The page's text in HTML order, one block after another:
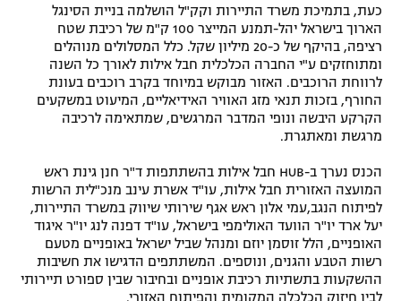
כעת, בתמיכת משרד התיירות וקק"ל הושלמה בניית הסינגל
הארוך בישראל יהל-תמנע המייצר 100 ק"מ של רכיבת שטח
רציפה, בהיקף של כ-20 מיליון שקל. כלל המסלולים מנוהלים
ומתוחזקים ע"י החברה הכלכלית חבל אילות לאורך כל השנה
לרווחת הרוכבים. האזור מבוקש במיוחד בקרב רוכבים בעונת
החורף, בזכות תנאי מזג האוויר האידיאליים, המיעוט במשקעים
הקרקע היבשה ונופי המדבר המרגשים, שמתאימה לרכיבה
מרגשת ומאתגרת.
הכנס נערך ב-HUB חבל אילות בהשתתפות ד"ר חנן גינת ראש
המועצה האזורית חבל אילות, עו"ד אשרת עינב מנכ"לית הרשות
לפיתוח הנגב,עמי אלון ראש אגף שירותי שיווק במשרד התיירות,
יעל ארד יו"ר הוועד האולימפי בישראל, עו"ד דפנה לנג יו"ר איגוד
האופניים, הלל זוסמן יוזם ומנהל שביל ישראל באופניים מטעם
רשות הטבע והגנים, ונוספים. המשתתפים הדגישו את חשיבות
ההשקעות בתשתיות רכיבת אופניים ובחיבור שבין ספורט תיירותי
לבין חיזוק הכלכלה המקומית והפיתוח האזורי.